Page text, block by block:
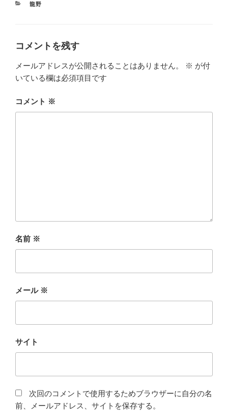
カ
龍野
コメントを残す
メールアドレスが公開されることはありません。 ※ が付
いている欄は必須項目です
コメント ※
名前 ※
メール ※
サイト
次回のコメントで使用するためブラウザーに自分の名
前、メールアドレス、サイトを保存する。